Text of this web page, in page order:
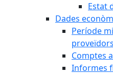
Estat
Dades
Període
proveïdors
Comptes
Informes